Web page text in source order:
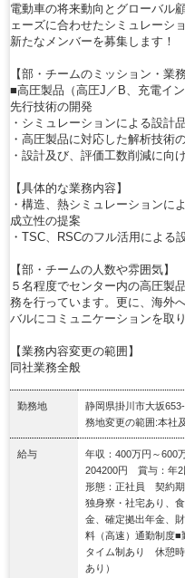
電動車の将来動向とグローバル
ェーズに合わせたシミュレーシ
新たなメンバーを募集します！
【部・チームのミッション・業務
■高圧製品（高圧J／B、充電イ
先行技術の開発
・シミュレーションによる設計
・高圧製品に対応した解析技術
・設計及び、評価工数削減に向
【具体的な業務内容】
・構造、熱シミュレーションに
成立性の提案
・TSC、RSCのフル活用による
【部・チームの人数や雰囲気】
５名程度でセンター内の高圧製
務を行っています。更に、海外
バルにコミュニケーションを取
【業務内容変更の範囲】
同社業務全般
勤務地
静岡県掛川市大坂
務地変更の範囲:本社
給与
年収：400万円～600
204200円 賞与：年2
形態：正社員 契約
独身寮・社宅あり、
金、確定拠出年金、
料（高速）通勤制度
タイム制あり 休憩時
あり）